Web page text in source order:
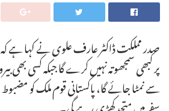
صدر مملکت ڈاکٹر عارف علوی نے کہا ہے کہ
پر کبھی سمجھوتہ نہیں کرے گا جبکہ کسی بھی
سے نمٹا جائے گا، پاکستانی قوم ملک کو